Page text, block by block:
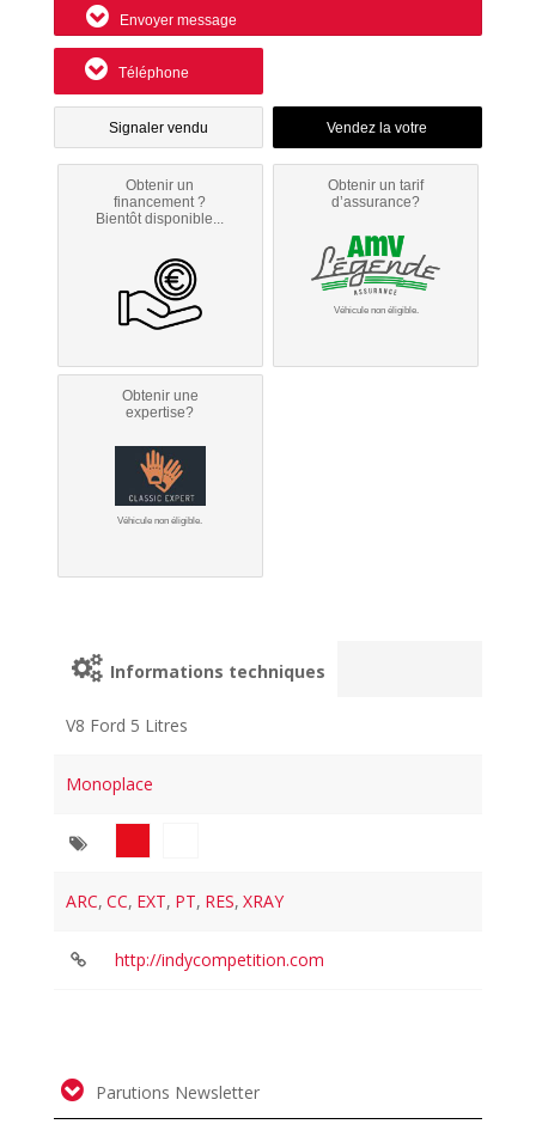
Envoyer message
Téléphone
Signaler vendu
Obtenir un
financement ?
Bientôt disponible...
Obtenir un tarif
d’assurance?
Véhicule non éligible.
Obtenir une
expertise?
Véhicule non éligible.
Informations techniques
V8 Ford 5 Litres
Monoplace
ARC, CC, EXT, PT, RES, XRAY
http://indycompetition.com
Parutions Newsletter